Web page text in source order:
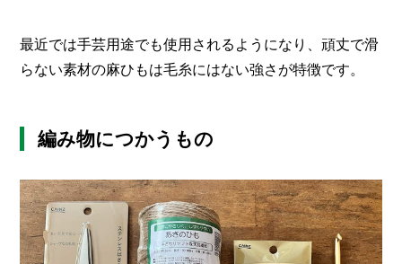
最近では手芸用途でも使用されるようになり、頑丈で滑
らない素材の麻ひもは毛糸にはない強さが特徴です。
編み物につかうもの